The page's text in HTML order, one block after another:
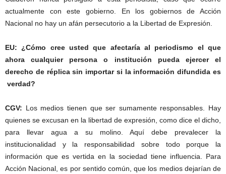
actualmente con este gobierno. En los gobiernos de Acción
Nacional no hay un afán persecutorio a la Libertad de Expresión.
EU: ¿Cómo cree usted que afectaría al periodismo el que
ahora cualquier persona o institución pueda ejercer el
derecho de réplica sin importar si la información difundida es
verdad?
CGV: Los medios tienen que ser sumamente responsables. Hay
quienes se excusan en la libertad de expresión, como dice el dicho,
para llevar agua a su molino. Aquí debe prevalecer la
institucionalidad y la responsabilidad sobre todo porque la
información que es vertida en la sociedad tiene influencia. Para
Acción Nacional, es por sentido común, que los medios dejarían de